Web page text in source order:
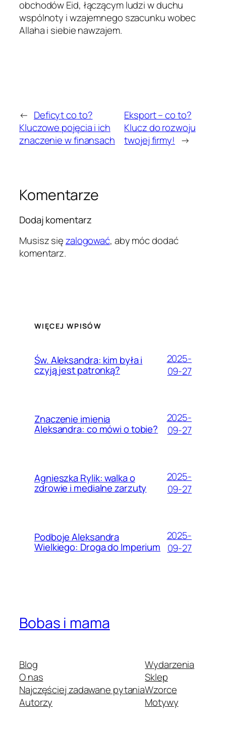
obchodów Eid, łączącym ludzi w duchu
wspólnoty i wzajemnego szacunku wobec
Allaha i siebie nawzajem.
← Deficyt co to?
Kluczowe pojęcia i ich
znaczenie w finansach
Eksport – co to?
Klucz do rozwoju
twojej firmy! →
Komentarze
Dodaj komentarz
Musisz sięzalogować, aby móc dodać
komentarz.
WIĘCEJ WPISÓW
Św. Aleksandra: kim była i
czyją jest patronką?
2025-
09-27
Znaczenie imienia
Aleksandra: co mówi o tobie?
2025-
09-27
Agnieszka Rylik: walka o
zdrowie i medialne zarzuty
2025-
09-27
Podboje Aleksandra
Wielkiego: Droga do Imperium
2025-
09-27
Bobas i mama
Blog
O nas
Najczęściej zadawane pytania
Autorzy
Wydarzenia
Sklep
Wzorce
Motywy